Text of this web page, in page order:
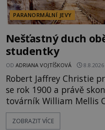
PARANORMÁLNÍ JEVY
Nešťastný duch
studentky
OD ADRIANA VOJTÍŠKOVÁ 8.8.2026
Robert Jaffrey Christie
se rok 1900 a právě
továrník William Mellis
Smutná událost je ale
dědictvím... Robertu připadne rodinné sídlo v
ZOBRAZIT VÍCE